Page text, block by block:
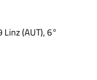
(AUT), 6°